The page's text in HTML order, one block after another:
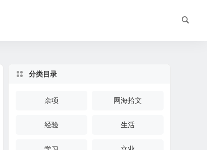
分类目录
杂项 网海拾文
经验 生活